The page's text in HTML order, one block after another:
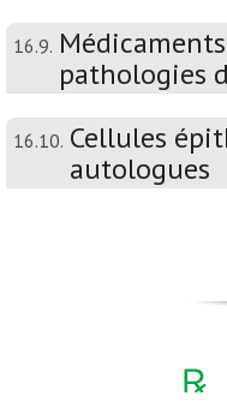
16.9.
pathologies
16.10. Cellules
autologues